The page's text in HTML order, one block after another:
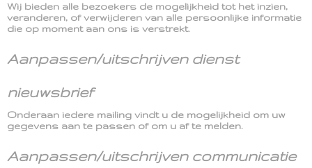
Wij bieden alle bezoekers de mogelijkheid tot het inzien,
veranderen, of verwijderen van alle persoonlijke informatie
die op moment aan ons is verstrekt.
Aanpassen/uitschrijven dienst
nieuwsbrief
Onderaan iedere mailing vindt u de mogelijkheid om uw
gegevens aan te passen of om u af te melden.
Aanpassen/uitschrijven communicatie